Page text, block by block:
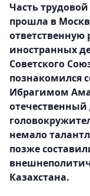
Часть
прошла в
ответственную
иностранных
Советского
познакомился
Ибрагимом
немало
позже
Казахстана.